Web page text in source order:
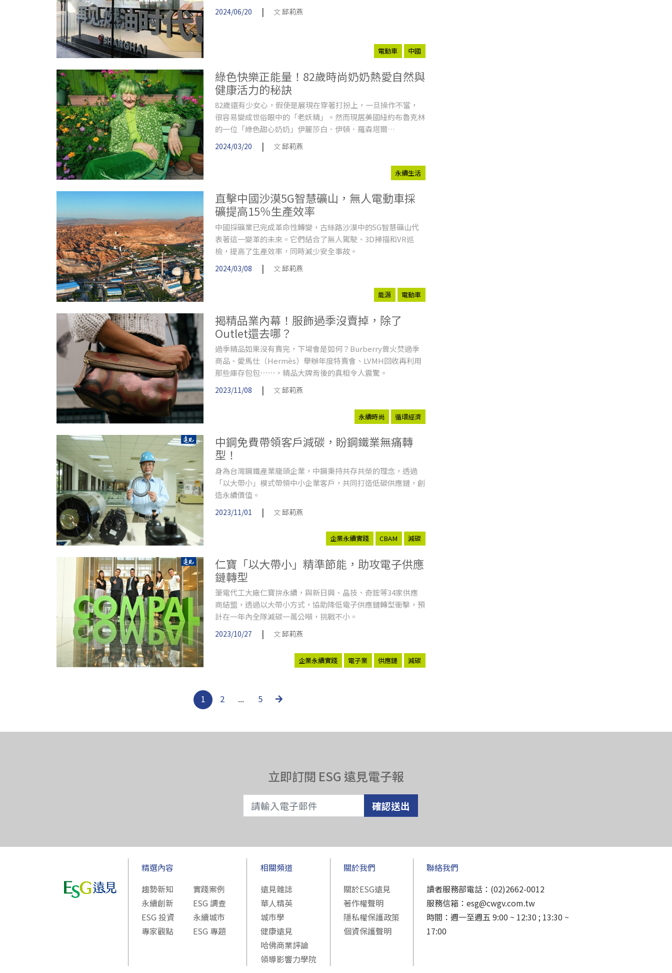
發，台廠也有機會雨露均霑，這次在新能源車領域，台廠也掌握
住了商機。雖然這些台廠在中國大陸整車市場中占比不高，但每
根據麥肯錫報告，光是新能源汽車的「三電」核心零組件全球產
值，2030年就可望成長至4600億美元；也就是，一場年產值至
少新台幣15兆元的移動革命，正在發生中。
2024/06/20 | 文 邱莉燕
電動車 中國
綠色快樂正能量！82歲時尚奶奶熱愛自然與
健康活力的秘訣
82歲還有少女心，假使是展現在穿著打扮上，一旦操作不當，
很容易變成世俗眼中的「老妖精」。然而現居美國紐約布魯克林
的一位「綠色甜心奶奶」伊麗莎白．伊頓．羅森塔爾
（Elizabeth Eaton Rosenthal），卻單靠一種顏色打點自己，
難題便迎刃而解。
2024/03/20 | 文邱莉燕
永續生活
直擊中國沙漠5G智慧礦山，無人電動車採
礦提高15％生產效率
中國採礦業已完成革命性轉變，古絲路沙漠中的5G智慧礦山代
表著這一變革的未來。它們結合了無人駕駛、3D掃描和VR巡
檢，提高了生產效率，同時減少安全事故。
2024/03/08 | 文 邱莉燕
能源 電動車
揭精品業內幕！服飾過季沒賣掉，除了
Outlet還去哪？
過季精品如果沒有賣完，下場會是如何？Burberry曾火焚過季
商品、愛馬仕（Hermès）舉辦年度特賣會、LVMH回收再利用
那些庫存包包⋯⋯，精品大牌背後的真相令人震驚。
2023/11/08 | 文邱莉燕
永續時尚 循環經濟
中鋼免費帶領客戶減碳，盼鋼鐵業無痛轉
型！
身為台灣鋼鐵產業龍頭企業，中鋼秉持共存共榮的理念，透過
「以大帶小」模式帶領中小企業客戶，共同打造低碳供應鏈，創
造永續價值。
2023/11/01 | 文 邱莉燕
企業永續實踐 CBAM 減碳
仁寶「以大帶小」精準節能，助攻電子供應
鏈轉型
筆電代工大廠仁寶拚永續，與新日興、晶技、奇鋐等34家供應
商結盟，透過以大帶小方式，協助降低電子供應鏈轉型衝擊，預
計在一年內全隊減碳一萬公噸，挑戰不小。
2023/10/27 | 文邱莉燕
企業永續實踐 電子業 供應鏈 減碳
1 2 ... 5
立即訂閱 ESG 遠見電子報
確認送出
精選內容
趨勢新知
實踐案例
永續創新
ESG 調查
ESG 投資
永續城市
專家觀點
ESG 專題
相關頻道
遠見雜誌
華人精英
城市學
健康遠見
哈佛商業評論
領導影響力學院
關於我們
關於ESG遠見
著作權聲明
隱私權保護政策
個資保護聲明
聯絡我們
讀者服務部電話：(02)2662-0012
服務信箱：esg@cwgv.com.tw
時間：週一至週五 9:00 ~ 12:30 ; 13:30 ~
17:00